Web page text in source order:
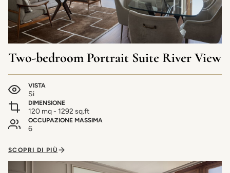
Two-bedroom Portrait Suite River View
VISTA
Si
DIMENSIONE
120 mq - 1292 sq.ft
OCCUPAZIONE MASSIMA
6
SCOPRI DI PIÙ